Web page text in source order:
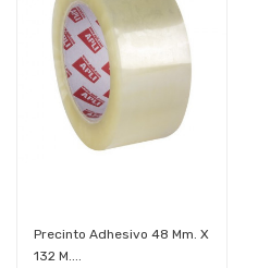
Precinto Adhesivo 48 Mm. X
132 M....